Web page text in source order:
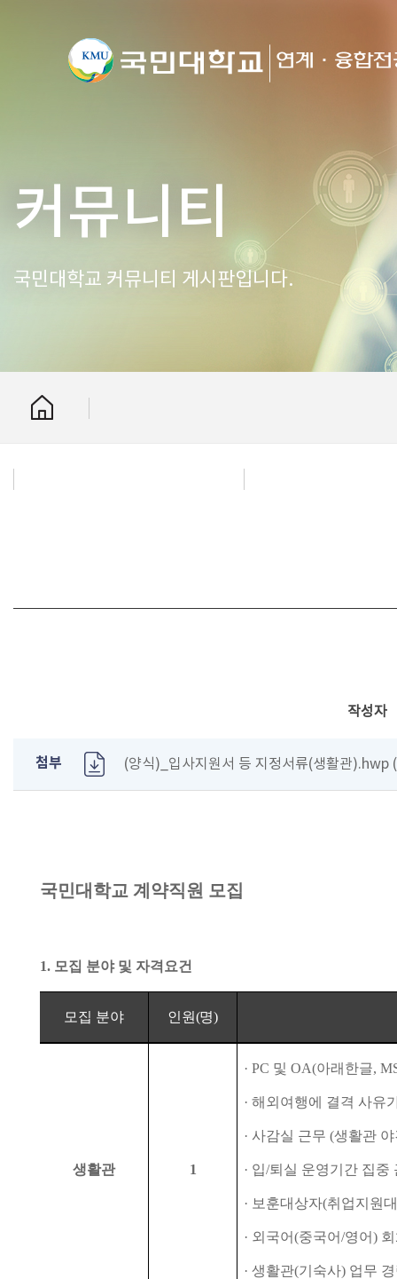
커뮤니티
국민대학교 커뮤니티 게시판입니다.
작성자
첨부 (양식)_입사지원서 등 지정서류(생활관).hwp
국민대학교 계약직원 모집
1. 모집 분야 및 자격요건
모집 분야 인원(명)
생활관 1
· PC 및 OA(아래한글,
· 해외여행에 결격 사유
· 사감실 근무 (생활관 야
· 입/퇴실 운영기간 집중
· 보훈대상자(취업지원
· 외국어(중국어/영어)
· 생활관(기숙사) 업무